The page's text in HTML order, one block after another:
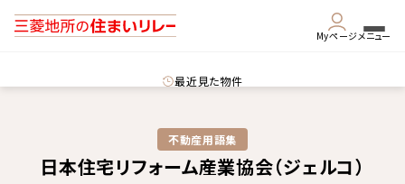
Myページメニュー
最近見た物件
不動産用語集​
日本住宅リフォーム産業協会（ジェルコ）